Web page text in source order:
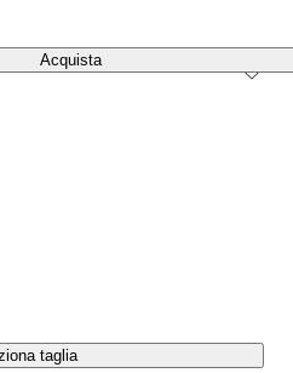
taglia
Acquista